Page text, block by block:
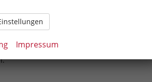
oder Apple Karten möglich)
fest verbautes Navigationssystem.
ist jedoch eine
über
Maps oder Apple Karten) über den
Impressum